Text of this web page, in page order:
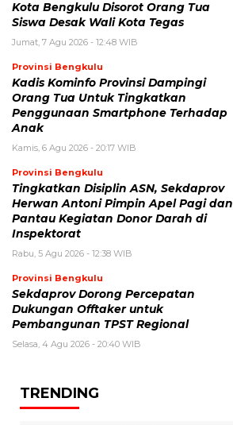
Kota Bengkulu Disorot Orang Tua
Siswa Desak Wali Kota Tegas
Jumat, 7 Agu 2026 - 12:48 WIB
Provinsi Bengkulu
Kadis Kominfo Provinsi Dampingi
Orang Tua Untuk Tingkatkan
Penggunaan Smartphone Terhadap
Anak
Kamis, 6 Agu 2026 - 20:17 WIB
Provinsi Bengkulu
Tingkatkan Disiplin ASN, Sekdaprov
Herwan Antoni Pimpin Apel Pagi dan
Pantau Kegiatan Donor Darah di
Inspektorat
Rabu, 5 Agu 2026 - 12:38 WIB
Provinsi Bengkulu
Sekdaprov Dorong Percepatan
Dukungan Offtaker untuk
Pembangunan TPST Regional
Selasa, 4 Agu 2026 - 20:40 WIB
TRENDING